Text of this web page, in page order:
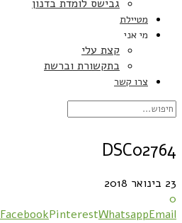
גבישס לומדת בדנון
מטיילת
מי אני
קצת עלי
בתקשורת וברשת
צרו קשר
DSC02764
23 בינואר 2018
0
FacebookPinterestWhatsappEmail